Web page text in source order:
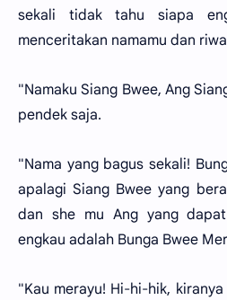
sekali tidak tahu siapa
menceritakan namamu dan
"Namaku Siang Bwee, Ang
pendek saja.
"Nama yang bagus sekali!
apalagi Siang Bwee yang
dan she mu Ang yang
engkau adalah Bunga Bwee
"Kau merayu! Hi-hi-hik,